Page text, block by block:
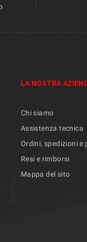
LA NOSTRA
Chi siamo
Assistenza tecnica
Ordini, spedizioni e
Resi e rimborsi
Mappa del sito